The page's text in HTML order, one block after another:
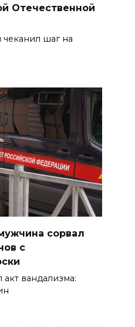
Отечественной
чеканил шаг на
сорвал
с
вандализма: